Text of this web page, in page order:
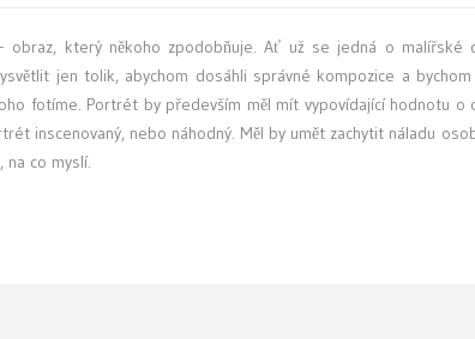
obraz, který někoho zpodobňuje. Ať už se jedná o malířské
jen tolik, abychom dosáhli správné kompozice a
fotíme. Portrét by především měl mít vypovídající hodnotu o
inscenovaný, nebo náhodný. Měl by umět zachytit náladu
co myslí.